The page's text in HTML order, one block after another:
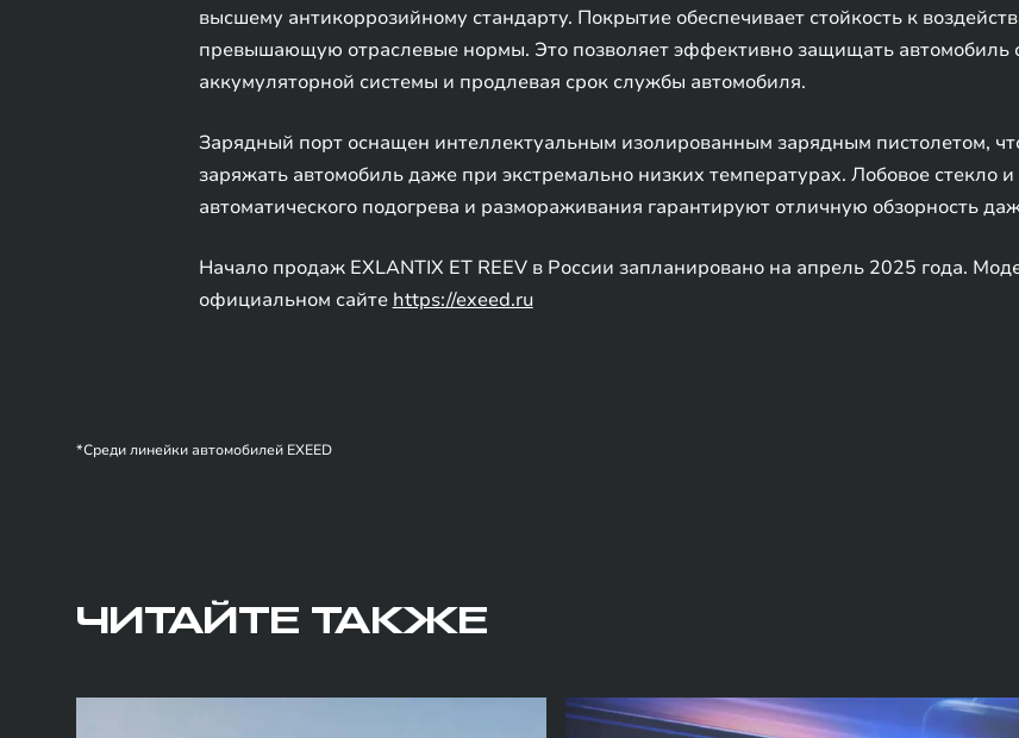
высшему антикоррозийному стандарту. Покрытие обеспечивает стойкость к
превышающую отраслевые нормы. Это позволяет эффективно защищать автомобиль
аккумуляторной системы и продлевая срок службы автомобиля.
Зарядный порт оснащен интеллектуальным изолированным зарядным пистолетом,
заряжать автомобиль даже при экстремально низких температурах. Лобовое стекло
автоматического подогрева и размораживания гарантируют отличную обзорность
Начало продаж EXLANTIX ET REEV в России запланировано на апрель 2025 года.
официальном сайте https://exeed.ru
*Среди линейки автомобилей EXEED
ЧИТАЙТЕ ТАКЖЕ